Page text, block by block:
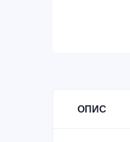
ОПИС